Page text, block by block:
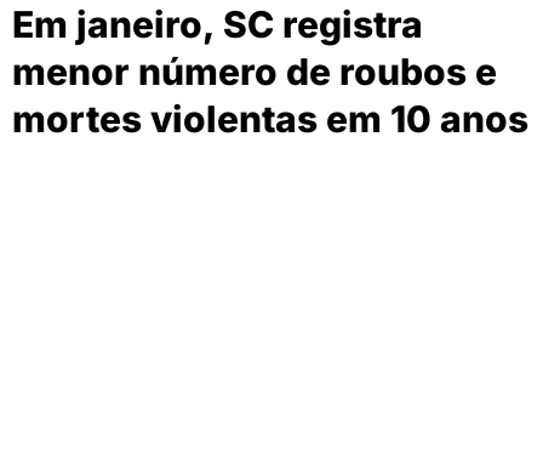
Em janeiro, SC registra
menor número de roubos e
mortes violentas em 10 anos